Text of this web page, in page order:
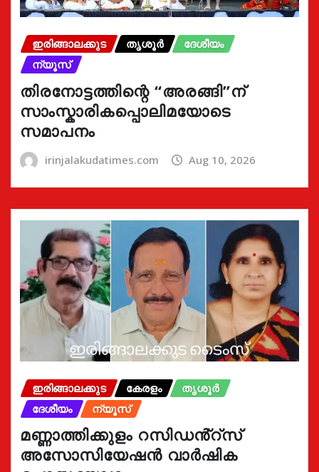
ഇരിങ്ങാലക്കുട തൃശൂർ
ദേശീയം
ന്യൂസ്
തിരനോട്ടത്തിന്റെ “അരങ്ങി”ന്
സാംസ്കാരികപ്പൊലിമയോടെ
സമാപനം
irinjalakudatimes.com Aug 10, 2026
ഇരിങ്ങാലക്കുട കേരളം
തൃശൂർ
ദേശീയം
ന്യൂസ്
മണ്ണാത്തിക്കുളം റസിഡൻ്റ്സ്
അസോസിയേഷൻ വാർഷിക